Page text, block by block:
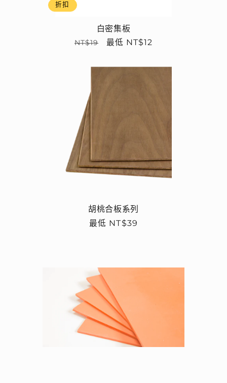
折扣
白密集板
定
NT$19
售
最低 NT$12
胡桃合板系列
定
最低 NT$39